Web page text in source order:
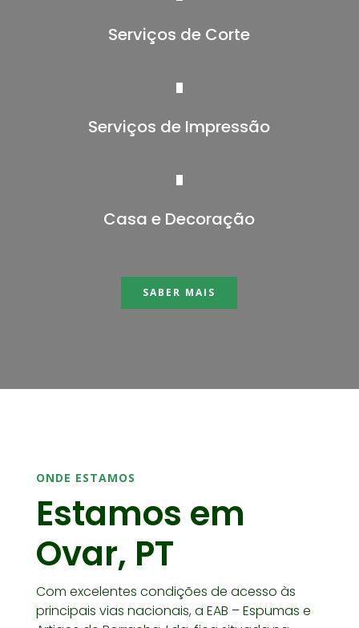
Serviços de Corte
Serviços de Impressão
Casa e Decoração
SABER MAIS
ONDE ESTAMOS
Estamos em
Ovar, PT
Com excelentes condições de acesso às
principais vias nacionais, a EAB – Espumas e